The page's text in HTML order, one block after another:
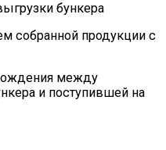
бункера
собранной продукции с
между
и поступившей на